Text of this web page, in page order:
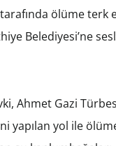
ölüme
Belediyesi’ne
Ahmet Gazi
yol ile